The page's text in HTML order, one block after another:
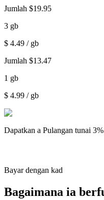
Jumlah $19.95
3 gb
$ 4.49 / gb
Jumlah $13.47
1 gb
$ 4.99 / gb
Dapatkan a Pulangan tunai
Bayar dengan kad
Bagaimana ia